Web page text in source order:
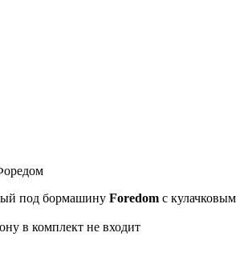
под бормашину Foredom с кулачковым
в комплект не входит